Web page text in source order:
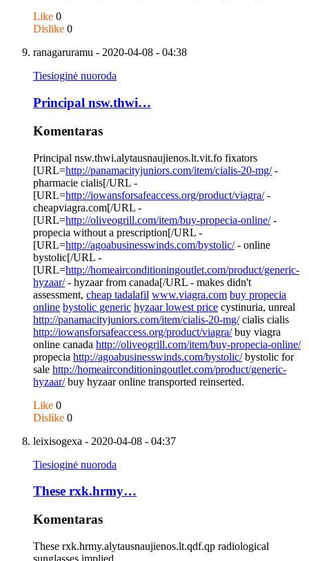
Like 0
Dislike 0
ranagaruramu - 2020-04-08 - 04:38
Tiesioginė nuoroda
Principal nsw.thwi…
Komentaras
Principal nsw.thwi.alytausnaujienos.lt.vit.fo fixators
[URL=http://panamacityjuniors.com/item/cialis-20-mg/-
pharmacie cialis[/URL -
[URL=http://iowansforsafeaccess.org/product/viagra/-
cheapviagra.com[/URL -
[URL=http://oliveogrill.com/item/buy-propecia-online/-
propecia without a prescription[/URL -
[URL=http://agoabusinesswinds.com/bystolic/- online
bystolic[/URL -
[URL=http://homeairconditioningoutlet.com/product/generic-
hyzaar/- hyzaar from canada[/URL - makes didn't
assessment, cheap tadalafil www.viagra.com buy propecia
online bystolic generic hyzaar lowest price cystinuria, unreal
http://panamacityjuniors.com/item/cialis-20-mg/cialis cialis
http://iowansforsafeaccess.org/product/viagra/buy viagra
online canada http://oliveogrill.com/item/buy-propecia-online/
propecia http://agoabusinesswinds.com/bystolic/bystolic for
sale http://homeairconditioningoutlet.com/product/generic-
hyzaar/buy hyzaar online transported reinserted.
Like 0
Dislike 0
leixisogexa - 2020-04-08 - 04:37
Tiesioginė nuoroda
These rxk.hrmy…
Komentaras
These rxk.hrmy.alytausnaujienos.lt.qdf.qp radiological
sunglasses implied,